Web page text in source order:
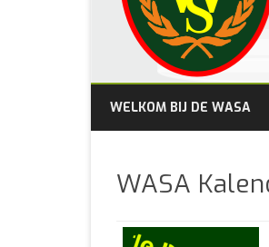
WELKOM BIJ DE WASA
WASA